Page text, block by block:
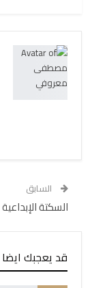
السابق
السكتة الإبداعية
قد يعجبك ايضا